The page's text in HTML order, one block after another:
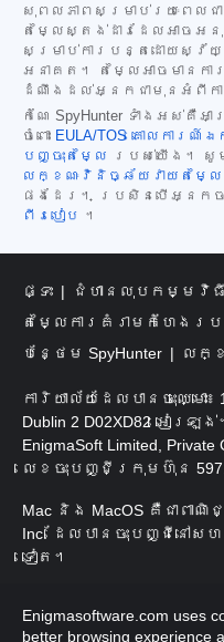
សុពលភាពសម្រាប់រយៈពេល
តម្លៃស្តង់ដារដែលអាចអ
សម្រាប់ការបន្តដោយស្វ័
អនាគត។ តម្លៃអាចមានកា
ដំណឹងដល់អ្នកជាមុនអំពីកា
កំណែ SpyHunter ទាំងអស់
ចំពោះ EULA/TOS គោលការណ៍
បញ្ចុះតម្លៃ
របស់យើង។ សូ
លក្ខណៈវិនិច្ឆ័យវាយតម្លៃ
ផងដែរ។ ប្រសិនបើអ្នកច
ពីរបៀប ។
ផ្ទះ ជំហានលុបកម្មវិធី
តម្លៃការគំរាមកំហែងរប
បន្ថែម SpyHunter
លក្ខ
ការិយាល័យដែលបានចុះឈ្មោះ
Dublin 2 D02XD82 អៀរឡង់
EnigmaSoft Limited,
លេខចុះបញ្ជីក្រុមហ៊ុន
Mac និង MacOS គឺជាព
Inc. ដែលបានចុះបញ្ជីនៅ
ទៀត។
គ្រប់យ៉ាង។
Enigmasoftware.com uses
better browsing experience